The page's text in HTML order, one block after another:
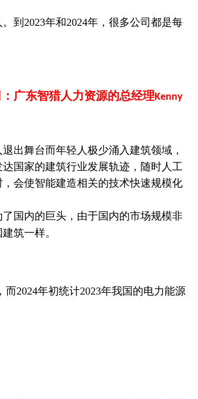
到2023年和2024年，很多公司都是每
广东智猎人力资源的总经理Kenny
出舞台而年轻人极少涌入建筑领域，
国家的建筑行业发展轨迹，随时人工
会使智能建造相关的技术快速规模化
国内的巨头，由于国内的市场规模非
筑一样。
而2024年初统计2023年我国的电力能源